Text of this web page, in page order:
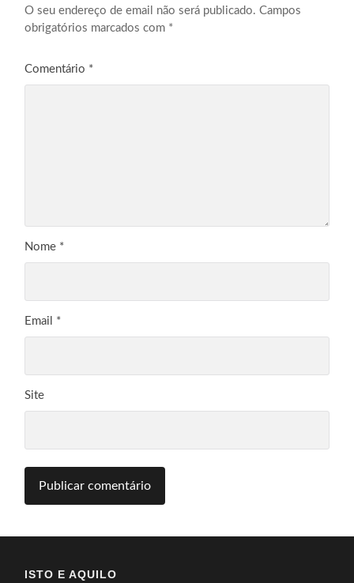
O seu endereço de email não será publicado. Campos
obrigatórios marcados com *
Comentário *
Nome *
Email *
Site
ISTO E AQUILO